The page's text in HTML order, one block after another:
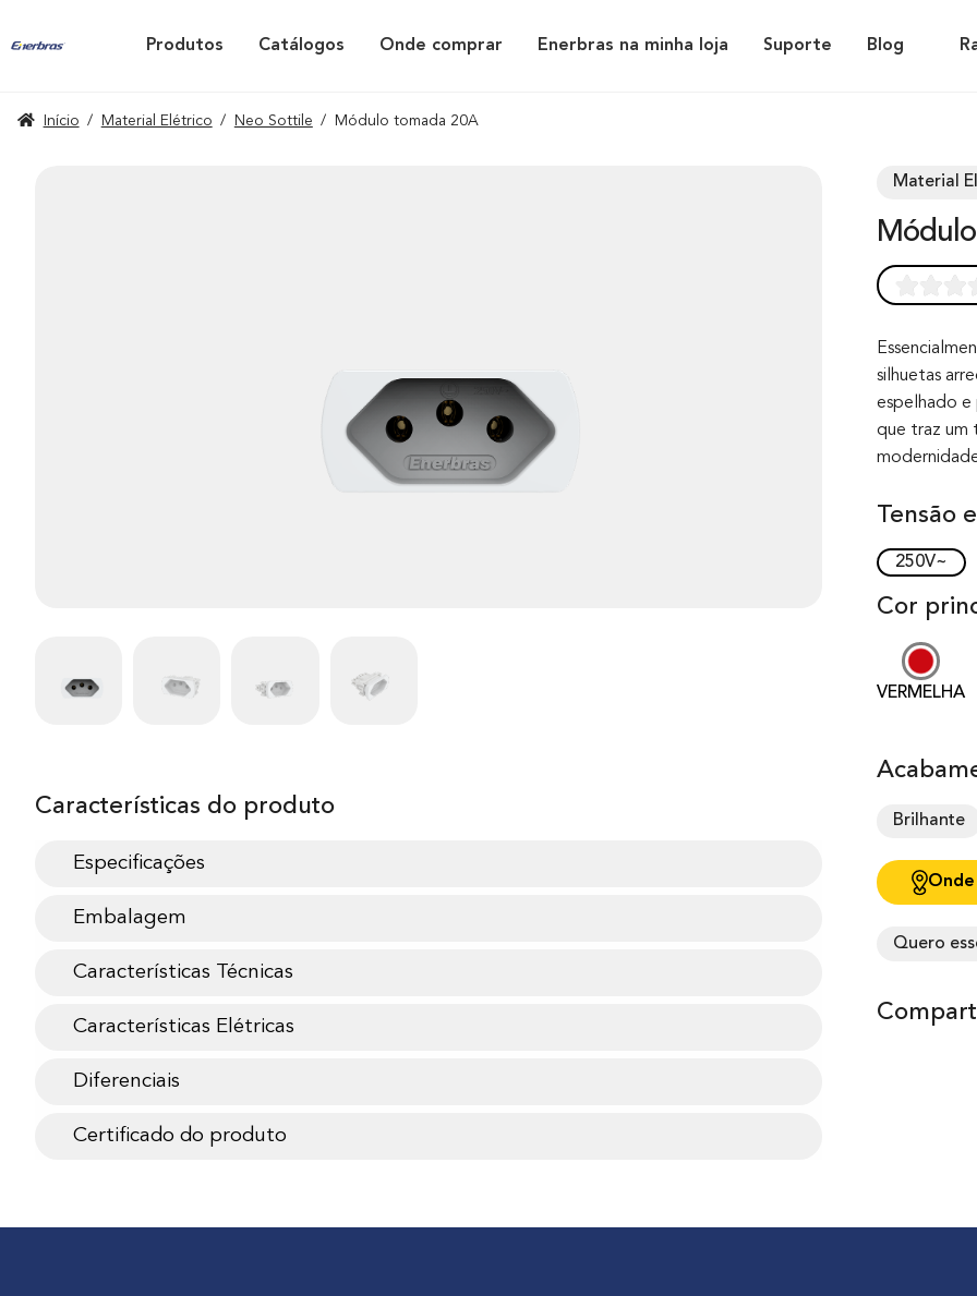
Produtos Catálogos Onde comprar Enerbras na minha loja Suporte Blog
Início / Material Elétrico / Neo Sottile / Módulo tomada 20A
Características do produto
Especificações
Embalagem
Características Técnicas
Características Elétricas
Diferenciais
Certificado do produto
Material
out of 0
based on
customer
rating
silhuetas
espelhado e
que traz um
Tensão
250V~
Cor
VERMELHA
Brilhante
Quero